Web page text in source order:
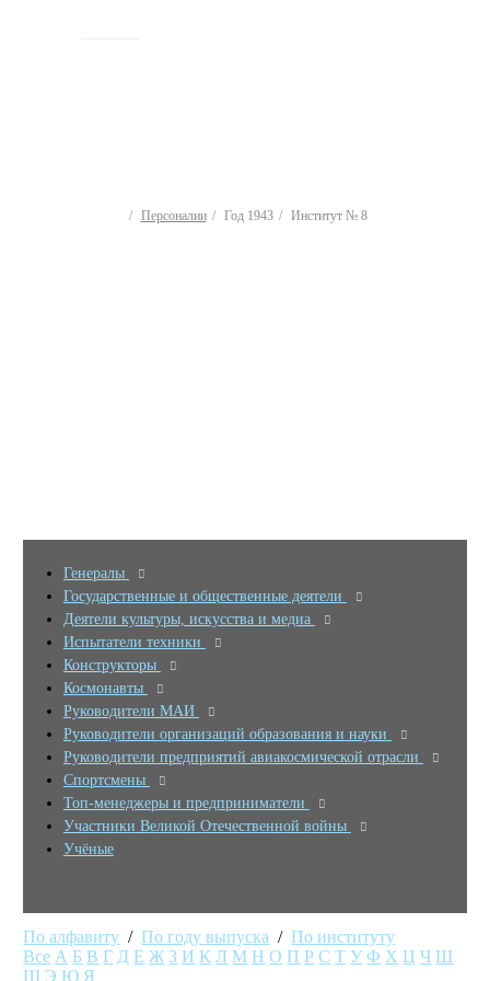
Персоналии Год 1943 Институт № 8
Генералы
Государственные и общественные деятели
Деятели культуры, искусства и медиа
Испытатели техники
Конструкторы
Космонавты
Руководители МАИ
Руководители организаций образования и науки
Руководители предприятий авиакосмической отрасли
Спортсмены
Топ-менеджеры и предприниматели
Участники Великой Отечественной войны
Учёные
По алфавиту /По году выпуска /По институту
Все А Б В Г Д Е Ж З И К Л М Н О П Р С Т У Ф Х Ц Ч Ш
Щ Э Ю Я